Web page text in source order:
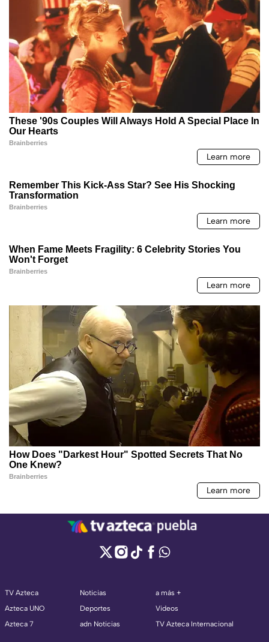
TV Azteca
Azteca UNO
Azteca 7
Noticias
Deportes
adn Noticias
a más +
Videos
TV Azteca Internacional